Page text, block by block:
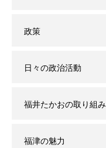
政策
日々の政治活動
福井たかおの取り組み
福津の魅力